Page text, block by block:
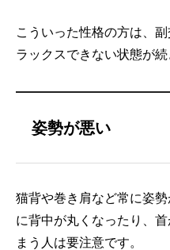
こういった性格の方は、
ラックスできない状態が続
姿勢が悪い
猫背や巻き肩など常に姿
に背中が丸くなったり、
まう人は要注意です。